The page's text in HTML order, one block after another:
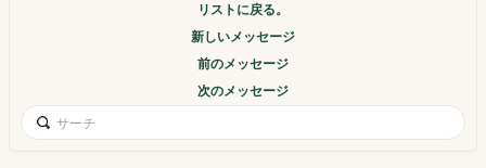
リストに戻る。
新しいメッセージ
前のメッセージ
次のメッセージ